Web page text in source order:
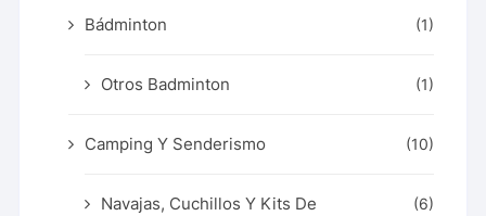
Bádminton (1)
Otros Badminton (1)
Camping Y Senderismo (10)
Navajas, Cuchillos Y Kits De
(6)